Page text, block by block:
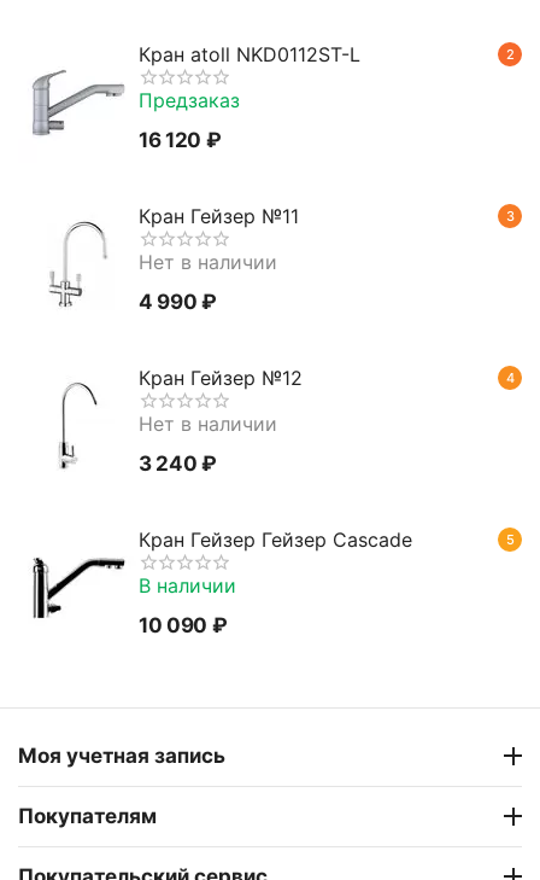
2
Кран atoll NKD0112ST-L
Предзаказ
16 120 ₽
3
Кран Гейзер №11
Нет в наличии
4 990 ₽
4
Кран Гейзер №12
Нет в наличии
3 240 ₽
5
Кран Гейзер Гейзер Cascade
В наличии
10 090 ₽
Моя учетная запись
Покупателям